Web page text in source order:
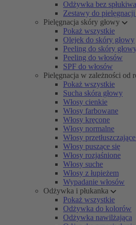
Odżywka bez
Zestawy do pielęgnacji
Pielęgnacja skóry głowy
Pokaż wszystkie
Olejek do skóry głowy
Peeling do skóry
Peeling do włosów
SPF do włosów
Pielęgnacja w zależności od
Pokaż wszystkie
Sucha skóra głowy
Włosy cienkie
Włosy farbowane
Włosy kręcone
Włosy normalne
Włosy
Włosy puszące się
Włosy rozjaśnione
Włosy suche
Włosy z łupieżem
Wypadanie włosów
Odżywka i płukanka
Pokaż wszystkie
Odżywka do kolorów
Odżywka nawilżająca